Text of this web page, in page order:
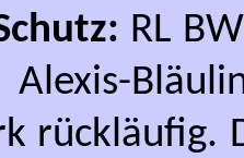
RL
rückläufig.